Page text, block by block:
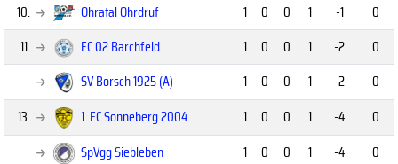
10.
Ohratal Ohrdruf 1 0 0 1 -1
0
11.
FC 02 Barchfeld 1 0 0 1 -2
0
SV Borsch 1925 (A)
1 0 0 1 -2
0
13.
1. FC Sonneberg 2004 1 0 0 1 -4
0
SpVgg Siebleben
1 0 0 1 -4
0